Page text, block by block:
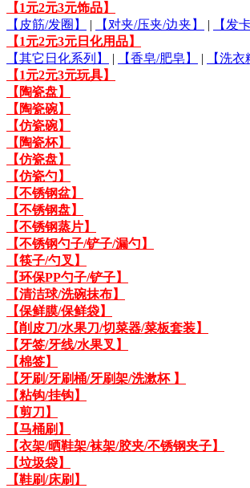
【1元2元3元饰品】
【皮筋/发圈】
| 【对夹/压夹/边夹】 | 【发
【1元2元3元日化用品】
【其它日化系列】
| 【香皂/肥皂】 | 【洗衣
【1元2元3元玩具】
【陶瓷盘】
【陶瓷碗】
【仿瓷碗】
【陶瓷杯】
【仿瓷盘】
【仿瓷勺】
【不锈钢盆】
【不锈钢盘】
【不锈钢蒸片】
【不锈钢勺子/铲子/漏勺】
【筷子/勺叉】
【环保PP勺子/铲子】
【清洁球/洗碗抹布】
【保鲜膜/保鲜袋】
【削皮刀/水果刀/切菜器/菜板套装】
【牙签/牙线/水果叉】
【棉签】
【牙刷/牙刷桶/牙刷架/洗漱杯 】
【粘钩/挂钩】
【剪刀】
【马桶刷】
【衣架/晒鞋架/袜架/胶夹/不锈钢夹子】
【垃圾袋】
【鞋刷/床刷】